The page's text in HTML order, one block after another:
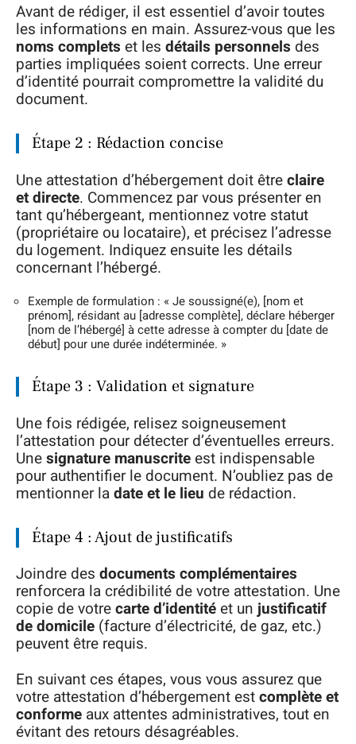
Avant de rédiger, il est essentiel d’avoir toutes
les informations en main. Assurez-vous que les
noms complets et les détails personnels des
parties impliquées soient corrects. Une erreur
d’identité pourrait compromettre la validité du
document.
Étape 2 : Rédaction concise
Une attestation d’hébergement doit êtreclaire
et directe. Commencez par vous présenter en
tant qu’hébergeant, mentionnez votre statut
(propriétaire ou locataire), et précisez l’adresse
du logement. Indiquez ensuite les détails
concernant l’hébergé.
Exemple de formulation : « Je soussigné(e), [nom et
prénom], résidant au [adresse complète], déclare héberger
[nom de l’hébergé] à cette adresse à compter du [date de
début] pour une durée indéterminée. »
Étape 3 : Validation et signature
Une fois rédigée, relisez soigneusement
l’attestation pour détecter d’éventuelles erreurs.
Unesignature manuscriteest indispensable
pour authentifier le document. N’oubliez pas de
mentionner ladate et le lieu de rédaction.
Étape 4 : Ajout de justificatifs
Joindre des documents complémentaires
renforcera la crédibilité de votre attestation. Une
copie de votrecarte d’identitéet unjustificatif
de domicile (facture d’électricité, de gaz, etc.)
peuvent être requis.
En suivant ces étapes, vous vous assurez que
votre attestation d’hébergement estcomplète et
conforme aux attentes administratives, tout en
évitant des retours désagréables.